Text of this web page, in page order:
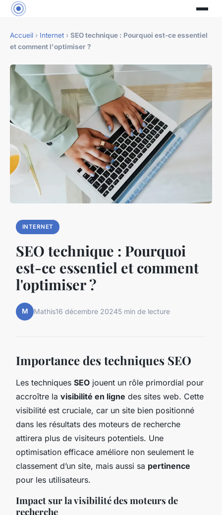
Accueil › Internet › SEO technique : Pourquoi est-ce essentiel
et comment l'optimiser ?
INTERNET
SEO technique : Pourquoi
est-ce essentiel et comment
l'optimiser ?
M Mathis16 décembre 20245 min de lecture
Importance des techniques SEO
Les techniques SEO jouent un rôle primordial pour
accroître la visibilité en ligne des sites web. Cette
visibilité est cruciale, car un site bien positionné
dans les résultats des moteurs de recherche
attirera plus de visiteurs potentiels. Une
optimisation efficace améliore non seulement le
classement d’un site, mais aussi sa pertinence
pour les utilisateurs.
Impact sur la visibilité des moteurs de
recherche